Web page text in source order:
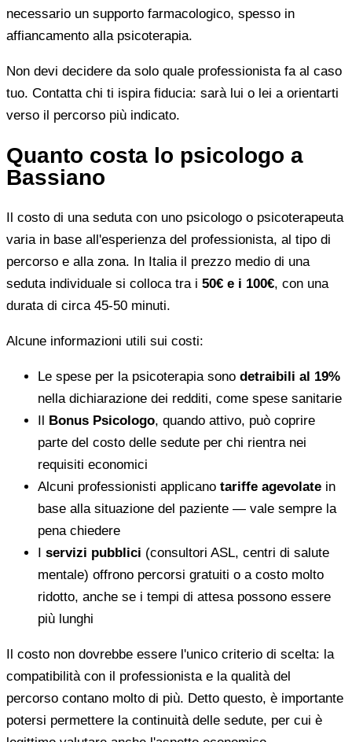
necessario un supporto farmacologico, spesso in
affiancamento alla psicoterapia.
Non devi decidere da solo quale professionista fa al caso
tuo. Contatta chi ti ispira fiducia: sarà lui o lei a orientarti
verso il percorso più indicato.
Quanto costa lo psicologo a
Bassiano
Il costo di una seduta con uno psicologo o psicoterapeuta
varia in base all'esperienza del professionista, al tipo di
percorso e alla zona. In Italia il prezzo medio di una
seduta individuale si colloca tra i 50€ e i 100€, con una
durata di circa 45-50 minuti.
Alcune informazioni utili sui costi:
Le spese per la psicoterapia sono detraibili al 19%
nella dichiarazione dei redditi, come spese sanitarie
Il Bonus Psicologo, quando attivo, può coprire
parte del costo delle sedute per chi rientra nei
requisiti economici
Alcuni professionisti applicano tariffe agevolate in
base alla situazione del paziente — vale sempre la
pena chiedere
I servizi pubblici (consultori ASL, centri di salute
mentale) offrono percorsi gratuiti o a costo molto
ridotto, anche se i tempi di attesa possono essere
più lunghi
Il costo non dovrebbe essere l'unico criterio di scelta: la
compatibilità con il professionista e la qualità del
percorso contano molto di più. Detto questo, è importante
potersi permettere la continuità delle sedute, per cui è